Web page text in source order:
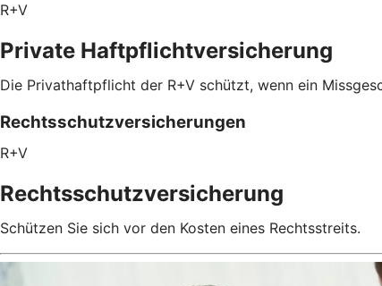
R+V
Private Haftpflichtversicherung
Die Privathaftpflicht der R+V schützt, wenn ein
Rechtsschutzversicherungen
R+V
Rechtsschutzversicherung
Schützen Sie sich vor den Kosten eines Rechtsstreits.